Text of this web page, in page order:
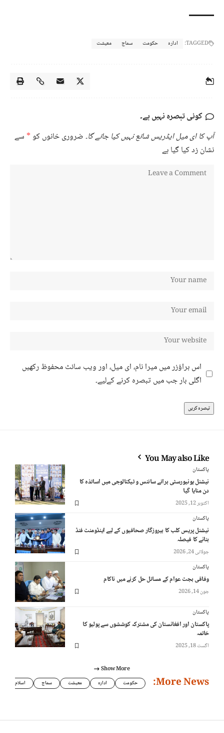
TAGGED: ادارہ حکومت سماج معیشت
کوئی تبصرہ نہیں ہے۔
آپ کا ای میل ایڈریس شائع نہیں کیا جائے گا۔ضروری خانوں کو* سے
نشان زد کیا گیا ہے
اس براؤزر میں میرا نام، ای میل، اور ویب سائٹ محفوظ رکھیں
اگلی بار جب میں تبصرہ کرنے کےلیے۔
You May also Like
پاکستان
نیشنل یونیورسٹی برائے سائنس و ٹیکنالوجی میں اساتذہ کا
دن منایا گیا
اکتوبر 12, 2025
پاکستان
نیشنل پریس کلب کا بیروزگار صحافیوں کے لیے اینڈومنٹ فنڈ
بنانے کا فیصلہ
جولائی 24, 2026
پاکستان
وفاقی بجٹ عوام کے مسائل حل کرنے میں ناکام
جون 14, 2026
پاکستان
پاکستان اور افغانستان کی مشترکہ کوششوں سے پولیو کا
خاتمہ
اگست 18, 2025
Show More
More News: حکومت ادارہ معیشت سماج اسلام